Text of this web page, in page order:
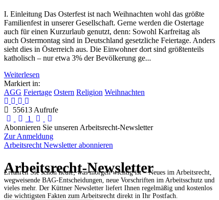
I. Einleitung Das Osterfest ist nach Weihnachten wohl das größte
Familienfest in unserer Gesellschaft. Gerne werden die Ostertage
auch für einen Kurzurlaub genutzt, denn: Sowohl Karfreitag als
auch Ostermontag sind in Deutschland gesetzliche Feiertage. Anders
sieht dies in Österreich aus. Die Einwohner dort sind größtenteils
katholisch – nur etwa 3% der Bevölkerung ge...
Weiterlesen
Markiert in:
AGG Feiertage Ostern Religion Weihnachten
55613 Aufrufe
First Page
Previous Page
1 Next Page
Abonnieren Sie unseren Arbeitsrecht-Newsletter
Zur Anmeldung
Arbeitsrecht Newsletter abonnieren
Arbeitsrecht-Newsletter
Erfahren Sie schon heute, was morgen wichtig ist – Neues im Arbeitsrecht,
wegweisende BAG-Entscheidungen, neue Vorschriften im Arbeitsschutz und
vieles mehr. Der Küttner Newsletter liefert Ihnen regelmäßig und kostenlos
die wichtigsten Fakten zum Arbeitsrecht direkt in Ihr Postfach.